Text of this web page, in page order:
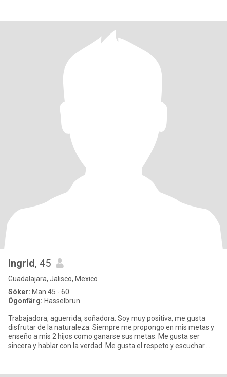
Ingrid, 45
Guadalajara, Jalisco, Mexico
Söker: Man 45 - 60
Ögonfärg: Hasselbrun
Trabajadora, aguerrida, soñadora. Soy muy positiva, me gusta
disfrutar de la naturaleza. Siempre me propongo en mis metas y
enseño a mis 2 hijos como ganarse sus metas. Me gusta ser
sincera y hablar con la verdad. Me gusta el respeto y escuchar.